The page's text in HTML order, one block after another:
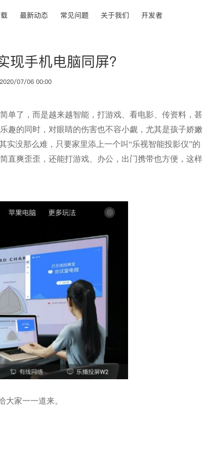
最新动态 常见问题 关于我们 开发者
现手机电脑同屏？
07/06 00:00
单了，而是越来越智能，打游戏、看电影、传资料，甚
趣的同时，对眼睛的伤害也不容小觑，尤其是孩子娇嫩
实没那么难，只要家里添上一个叫“乐视智能投影仪”的
直爽歪歪，还能打游戏、办公，出门携带也方便，这样
大家一一道来。